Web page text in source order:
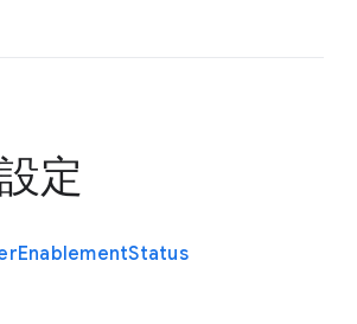
定
EnablementStatus